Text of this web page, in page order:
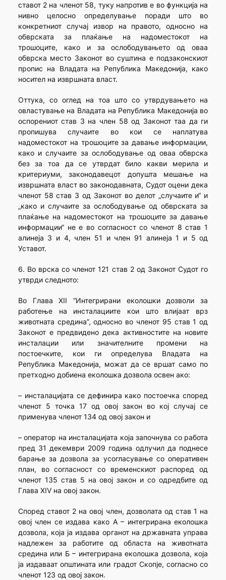
ставот 2 на членот 58, туку напротив е во функција на
нивно целосно определување поради што во
конкретниот случај извор на правото, односно на
обврската за плаќање на надоместокот на
трошоците, како и за ослободувањето од оваа
обврска место Законот во суштина е подзаконскиот
пропис на Владата на Република Македонија, како
носител на извршната власт.
Оттука, со оглед на тоа што со утврдувањето на
овластување на Владата на Република Македонија во
оспорениот став 3 на член 58 од Законот таа да ги
пропишува случаите во кои се наплатува
надоместокот на трошоците за давање информации,
како и случаите за ослободување од оваа обврска
без за тоа да се утврдат било какви мерила и
критериуми, законодавецот допушта мешање на
извршната власт во законодавната, Судот оцени дека
членот 58 став 3 од Законот во делот „случаите и“ и
„како и случаите за ослободување од обврската за
плаќање на надоместокот на трошоците за давање
информации“ не е во согласност со членот 8 став 1
алинеја 3 и 4, член 51 и член 91 алинеја 1 и 5 од
Уставот.
6. Во врска со членот 121 став 2 од Законот Судот го
утврди следното:
Во Глава XII “Интегрирани еколошки дозволи за
работење на инсталациите кои што влијаат врз
животната средина”, односно во членот 95 став 1 од
Законот е предвидено дека активностите на новите
инсталации или значителните промени на
постоечките, кои ги опреде­лува Владата на
Република Македонија, можат да се вршат само по
претходно добиена еколошка дозвола освен ако:
– инсталацијата се дефинира како постоечка според
членот 5 точка 17 од овој закон во кој случај се
применува членот 134 од овој закон и
– оператор на инсталацијата која започнува со работа
пред 31 декември 2009 година одлучил да поднесе
барање за дозвола за усогласување со оперативен
план, во согласност со временскиот распоред од
членот 135 став 5 на овој закон и со одредбите од
Глава XIV на овој закон.
Според ставот 2 на овој член, дозволата од став 1 на
овој член се издава како А – интегрирана еколошка
дозвола, која ја издава органот на државната управа
надлежен за работите од областа на животната
средина или Б – интегрирана еколошка дозвола, која
ја издаваат општината или градот Скопје, согласно со
членот 123 од овој закон.